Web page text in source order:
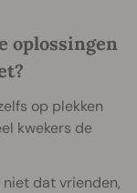
oplossingen
op plekken
kwekers de
dat vrienden,